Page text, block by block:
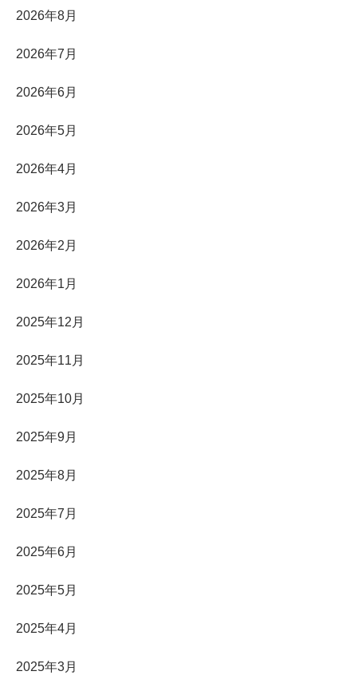
2026年8月
2026年7月
2026年6月
2026年5月
2026年4月
2026年3月
2026年2月
2026年1月
2025年12月
2025年11月
2025年10月
2025年9月
2025年8月
2025年7月
2025年6月
2025年5月
2025年4月
2025年3月